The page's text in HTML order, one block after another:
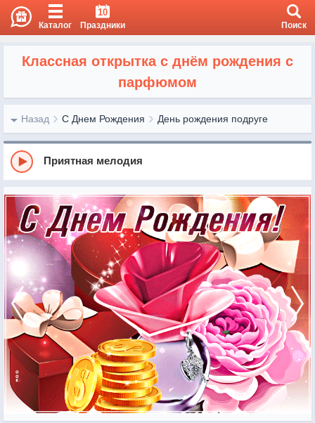
Каталог
10
Праздники Поиск
Классная открытка с днём рождения с
парфюмом
Назад С Днем Рождения День рождения подруге
Приятная мелодия